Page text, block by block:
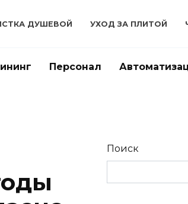
ДУШЕВОЙ УХОД ЗА ПЛИТОЙ
Персонал
Поиск